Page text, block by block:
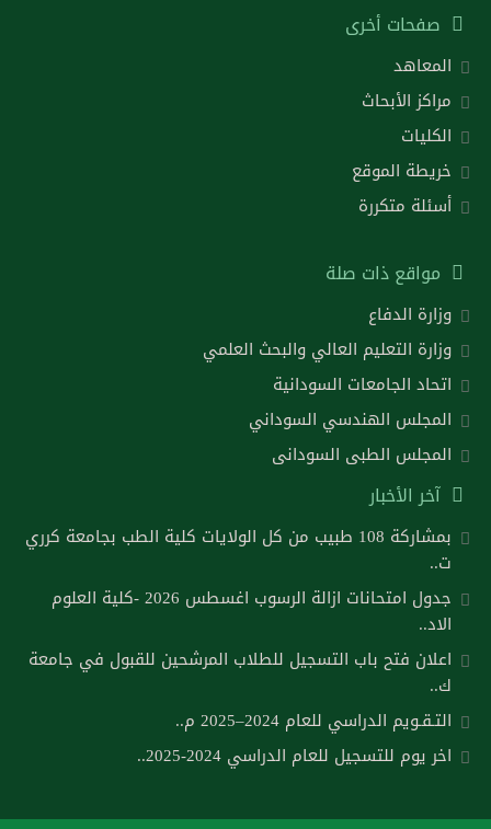
صفحات أخرى
المعاهد
مراكز الأبحاث
الكليات
خريطة الموقع
أسئلة متكررة
مواقع ذات صلة
وزارة الدفاع
وزارة التعليم العالي والبحث العلمي
اتحاد الجامعات السودانية
المجلس الهندسي السوداني
المجلس الطبى السودانى
آخر الأخبار
بمشاركة 108 طبيب من كل الولايات كلية الطب بجامعة كرري
ت..
جدول امتحانات ازالة الرسوب اغسطس 2026 -كلية العلوم
الاد..
اعلان فتح باب التسجيل للطلاب المرشحين للقبول في جامعة
ك..
التـقـويم الدراسي للعام 2024–2025 م..
اخر يوم للتسجيل للعام الدراسي 2024-2025..